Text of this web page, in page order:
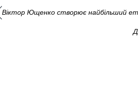
Віктор Ющенко створює найбільший